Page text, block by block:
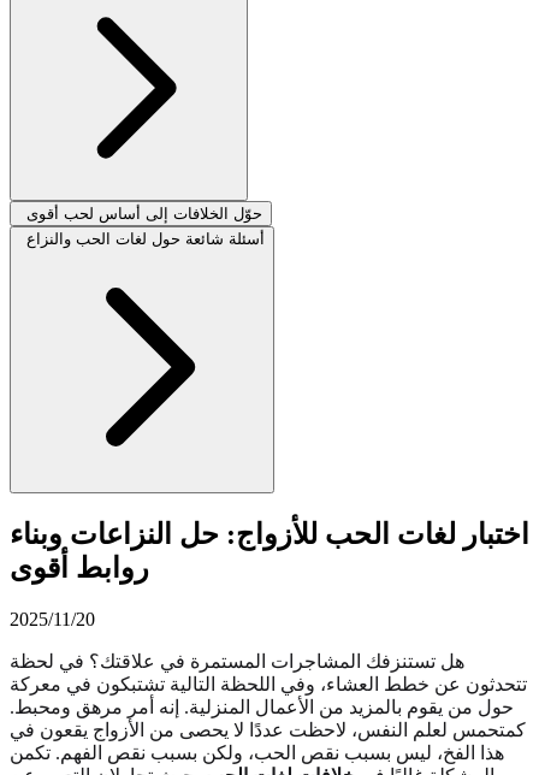
حوّل الخلافات إلى أساس لحب أقوى
أسئلة شائعة حول لغات الحب والنزاع
اختبار لغات الحب للأزواج: حل النزاعات وبناء
روابط أقوى
2025/11/20
هل تستنزفك المشاجرات المستمرة في علاقتك؟ في لحظة
تتحدثون عن خطط العشاء، وفي اللحظة التالية تشتبكون في معركة
حول من يقوم بالمزيد من الأعمال المنزلية. إنه أمر مرهق ومحبط.
كمتحمس لعلم النفس، لاحظت عددًا لا يحصى من الأزواج يقعون في
هذا الفخ، ليس بسبب نقص الحب، ولكن بسبب نقص الفهم. تكمن